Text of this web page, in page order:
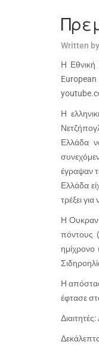
Written by
Η
Η
Ελλάδα
έγραψαν
Ελλάδα
τρέξει
Η
πόντους
ημίχρονο
Η
έφτασε